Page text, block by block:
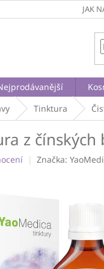
JAK
Tinktura
z čínských
Značka: